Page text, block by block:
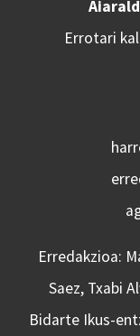
Errotari
Erredakzioa:
Saez, Txabi
Bidarte Ikus-